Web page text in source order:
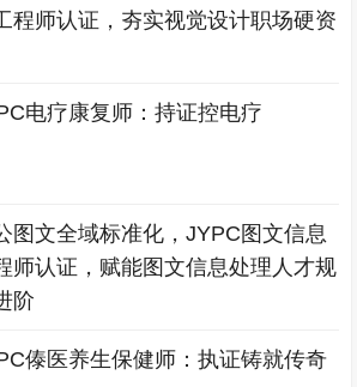
程师认证，夯实视觉设计职场硬资
电疗康复师：持证控电疗
图文全域标准化，JYPC图文信息
师认证，赋能图文信息处理人才规
阶
傣医养生保健师：执证铸就传奇